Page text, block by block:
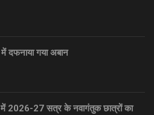
दफनाया गया अबान
2026-27 सत्र के नवागंतुक छात्रों का